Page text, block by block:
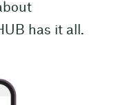
has it all.